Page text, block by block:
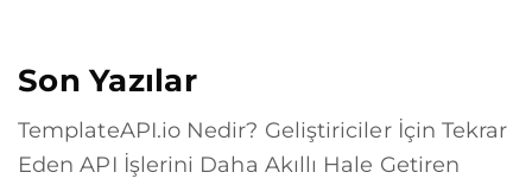
Son Yazılar
TemplateAPI.io Nedir? Geliştiriciler İçin Tekrar
Eden API İşlerini Daha Akıllı Hale Getiren